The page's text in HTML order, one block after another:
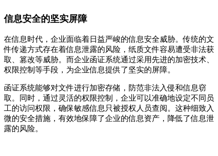
信息安全的坚实屏障
在信息时代，企业面临着日益严峻的信息安全威胁。传统的文
件传递方式存在着信息泄露的风险，纸质文件容易遭受非法获
取、篡改等威胁。而企业函证系统通过采用先进的加密技术、
权限控制等手段，为企业信息提供了坚实的屏障。
函证系统能够对文件进行加密存储，防范非法入侵和信息窃
取。同时，通过灵活的权限控制，企业可以准确地设定不同员
工的访问权限，确保敏感信息只被授权人员查阅。这种细致入
微的安全措施，有效地保障了企业的信息资产，降低了信息泄
露的风险。